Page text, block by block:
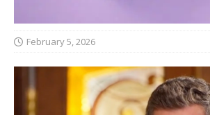
February 5, 2026